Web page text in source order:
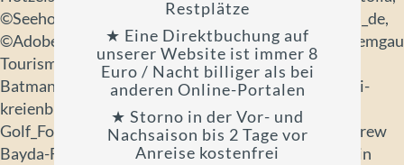
Restplätze
★ Eine Direktbuchung auf
unserer Website ist immer 8
Euro / Nacht billiger als bei
anderen Online-Portalen
★ Storno in der Vor- und
Nachsaison bis 2 Tage vor
Anreise kostenfrei
©SeehotelWassermann, ©AdobeStock_mw-luftbild_de,
©AdobeStock_Bergheimat, @ Musiksommer, © Chiemgau
Tourismus e. V, @Tourist-Information Seebruck, ©
Batman57 - Fotolia.com, ©PeJo-Fotolia.com, ©-dani-
kreienbühl-Fotolia.com, ©-Andreas-Haertle-
Golf_Fotolia.com, ©TV Chiemsee-Alpenland, © Andrew
Bayda-Fotolia.com, ©5-Berge u. Co, ©Trachtenverein